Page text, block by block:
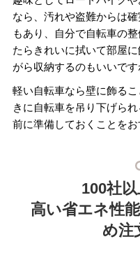
なら、汚れや盗難からは
もあり、自分で自転車の
たらきれいに拭いて部屋
がら収納するのもいいです
軽い自転車なら壁に飾る
きに自転車を吊り下げら
前に準備しておくことをお
100社
高い省エネ性
め注